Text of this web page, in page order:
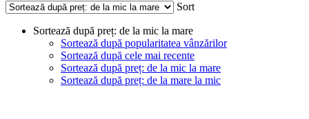
Sort
Sortează după preț: de la mic la mare
Sortează după popularitatea vânzărilor
Sortează după cele mai recente
Sortează după preț: de la mic la mare
Sortează după preț: de la mare la mic